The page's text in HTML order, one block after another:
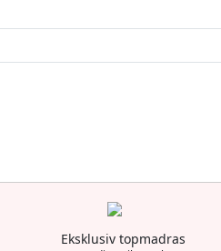
Eksklusiv topmadras